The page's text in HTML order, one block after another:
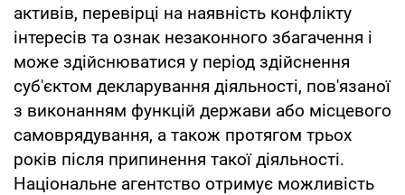
активів, перевірці на наявність конфлікту
інтересів та ознак незаконного збагачення і
може здійснюватися у період здійснення
суб'єктом декларування діяльності, пов'язаної
з виконанням функцій держави або місцевого
самоврядування, а також протягом трьох
років після припинення такої діяльності.
Національне агентство отримує можливість